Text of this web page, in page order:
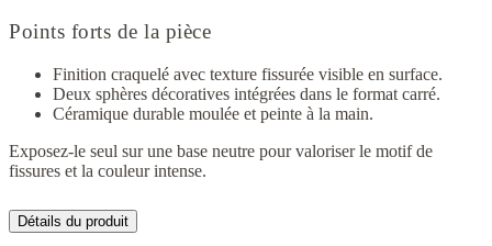
Points forts de la pièce
Finition craquelé avec texture fissurée visible en surface.
Deux sphères décoratives intégrées dans le format carré.
Céramique durable moulée et peinte à la main.
Exposez-le seul sur une base neutre pour valoriser le motif de
fissures et la couleur intense.
Détails du produit